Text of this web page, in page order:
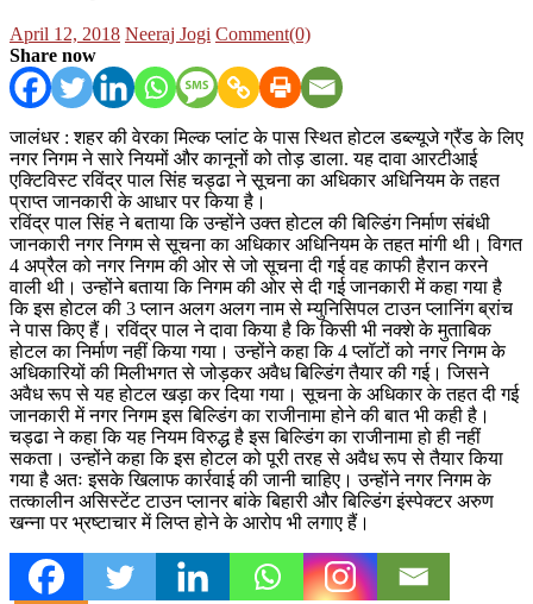
Posted
on
April 12, 2018 Author
Neeraj Jogi Comment(0)
Share now
जालंधर : शहर की वेरका मिल्क प्लांट के पास स्थित होटल डब्ल्यूजे ग्रैंड के लिए
नगर निगम ने सारे नियमों और कानूनों को तोड़ डाला. यह दावा आरटीआई
एक्टिविस्ट रविंद्र पाल सिंह चड्ढा ने सूचना का अधिकार अधिनियम के तहत
प्राप्त जानकारी के आधार पर किया है।
रविंद्र पाल सिंह ने बताया कि उन्होंने उक्त होटल की बिल्डिंग निर्माण संबंधी
जानकारी नगर निगम से सूचना का अधिकार अधिनियम के तहत मांगी थी। विगत
4 अप्रैल को नगर निगम की ओर से जो सूचना दी गई वह काफी हैरान करने
वाली थी। उन्होंने बताया कि निगम की ओर से दी गई जानकारी में कहा गया है
कि इस होटल की 3 प्लान अलग अलग नाम से म्युनिसिपल टाउन प्लानिंग ब्रांच
ने पास किए हैं। रविंद्र पाल ने दावा किया है कि किसी भी नक्शे के मुताबिक
होटल का निर्माण नहीं किया गया। उन्होंने कहा कि 4 प्लॉटों को नगर निगम के
अधिकारियों की मिलीभगत से जोड़कर अवैध बिल्डिंग तैयार की गई। जिसने
अवैध रूप से यह होटल खड़ा कर दिया गया। सूचना के अधिकार के तहत दी गई
जानकारी में नगर निगम इस बिल्डिंग का राजीनामा होने की बात भी कही है।
चड्ढा ने कहा कि यह नियम विरुद्ध है इस बिल्डिंग का राजीनामा हो ही नहीं
सकता। उन्होंने कहा कि इस होटल को पूरी तरह से अवैध रूप से तैयार किया
गया है अतः इसके खिलाफ कार्रवाई की जानी चाहिए। उन्होंने नगर निगम के
तत्कालीन असिस्टेंट टाउन प्लानर बांके बिहारी और बिल्डिंग इंस्पेक्टर अरुण
खन्ना पर भ्रष्टाचार में लिप्त होने के आरोप भी लगाए हैं।